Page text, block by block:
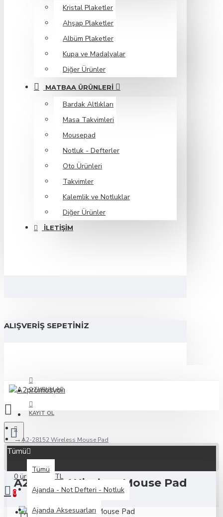
Kristal Plaketler
Ahşap Plaketler
Albüm Plaketler
Kupa ve Madalyalar
Diğer Ürünler
MATBAA ÜRÜNLERI
Bardak Altlıkları
Masa Takvimleri
Mousepad
Notluk - Defterler
Oto Ürünleri
Takvimler
Kalemlik ve Notluklar
Diğer Ürünler
İLETIŞIM
ALIŞVERIŞ SEPETINIZ
OTURUM AÇ
KAYIT OL
Tümü
Tümü
Ajanda - Not Defteri - Notluk
Ajanda Aksesuarları
0 ürün - 0,00TL
0
Alışveriş sepetiniz boş!
A2-28152 Wireless Mouse Pad
A2-28152 Wireless Mouse Pad